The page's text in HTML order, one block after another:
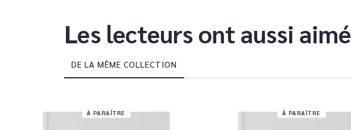
Les lecteurs ont aussi aimé
DE LA MÊME COLLECTION
À PARAÎTRE À PARAÎTRE